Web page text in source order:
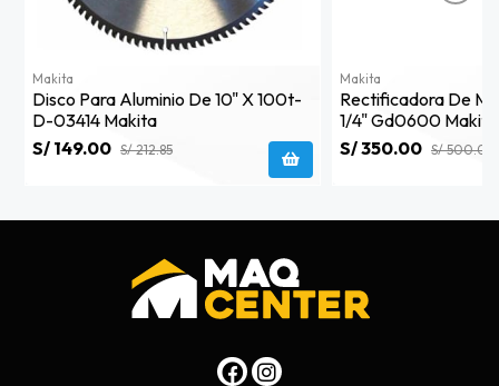
Makita
Disco Para Aluminio De 10" X 100t-
D-03414 Makita
S/ 149.00 S/ 212.85
Makita
Rectificadora De
1/4" Gd0600 Makita
S/ 350.00 S/ 500.00